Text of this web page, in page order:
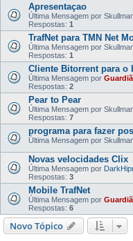
Apresentaçao
Última Mensagem por
Respostas: 1
TrafNet para TMN Net
Última Mensagem por
Respostas: 1
Cliente Bitorrent para o
Última Mensagem por
Respostas: 2
Pear to Pear
Última Mensagem por
Respostas: 7
programa para fazer
Última Mensagem por
Novas velocidades Clix
Última Mensagem por
Respostas: 3
Mobile TrafNet
Última Mensagem por
Respostas: 6
Novo Tópico